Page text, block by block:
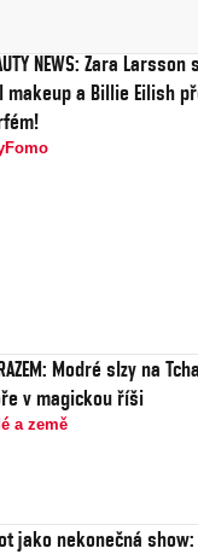
NEWS: Zara
makeup a Billie Eilish
Modré slzy na
v magickou říši
a země
jako nekonečná